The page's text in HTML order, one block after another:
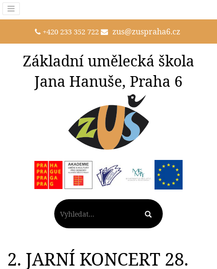
+420 233 352 722 zus@zuspraha6.cz
Základní umělecká škola
Jana Hanuše, Praha 6
2. JARNÍ KONCERT 28.